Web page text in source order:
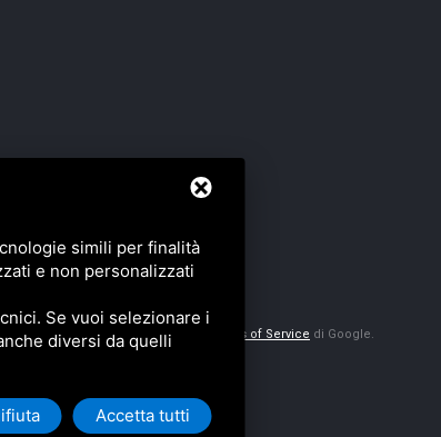
reCAPTCHA v3,Privacy Policy Terms of Service di Google.
simili per finalità
e non personalizzati
Se vuoi selezionare i
diversi da quelli
Accetta tutti